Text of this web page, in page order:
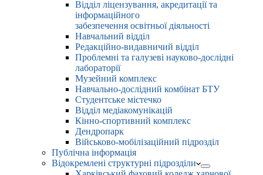
Відділ ліцензування, акредитації та
інформаційного
забезпечення освітньої діяльності
Навчальний відділ
Редакційно-видавничий відділ
Проблемні та галузеві науково-дослідні
лабораторії
Музейний комплекс
Навчально-дослідний комбінат БТУ
Студентське містечко
Відділ медіакомунікацій
Кінно-спортивний комплекс
Дендропарк
Військово-мобілізаційний підрозділ
Публічна інформація
Відокремлені структурні підрозділи